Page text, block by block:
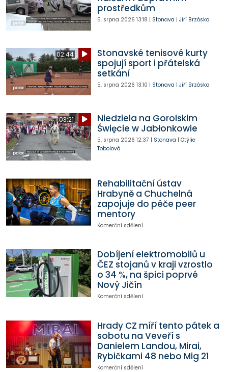
prostředkům
5. srpna 2026 13:18 | Stonava | Jiří Brzóska
02:44
Stonavské tenisové kurty
spojují sport i přátelská
setkání
5. srpna 2026 13:10 | Stonava | Jiří Brzóska
03:21
Niedziela na Gorolskim
Święcie w Jabłonkowie
5. srpna 2026 12:37 | Stonava | Otýlie
Tobolová
Rehabilitační ústav
Hrabyně a Chuchelná
zapojuje do péče peer
mentory
Komerční sdělení
Dobíjení elektromobilů u
ČEZ stojanů v kraji vzrostlo
o 34 %, na špici poprvé
Nový Jičín
Komerční sdělení
Hrady CZ míří tento pátek a
sobotu na Veveří s
Danielem Landou, Mirai,
Rybičkami 48 nebo Mig 21
Komerční sdělení